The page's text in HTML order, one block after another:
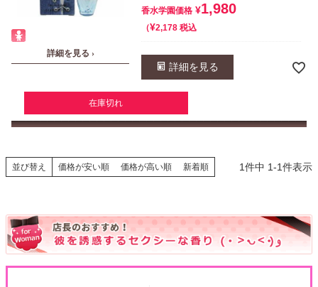
詳細を見る ›
香水学園価格 ¥1,980
¥2,178 税込
詳細を見る
在庫切れ
並び替え 価格が安い順 価格が高い順 新着順 1件中 1-1件表示